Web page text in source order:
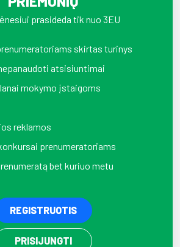
prasideda tik nuo 3EU
skirtas turinys
atsisiuntimai
mokymo įstaigoms
reklamos
prenumeratoriams
bet kuriuo metu
REGISTRUOTIS
PRISIJUNGTI